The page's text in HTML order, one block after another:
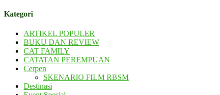
Kategori
ARTIKEL POPULER
BUKU DAN REVIEW
CAT FAMILY
CATATAN PEREMPUAN
Cerpen
SKENARIO FILM RBSM
Destinasi